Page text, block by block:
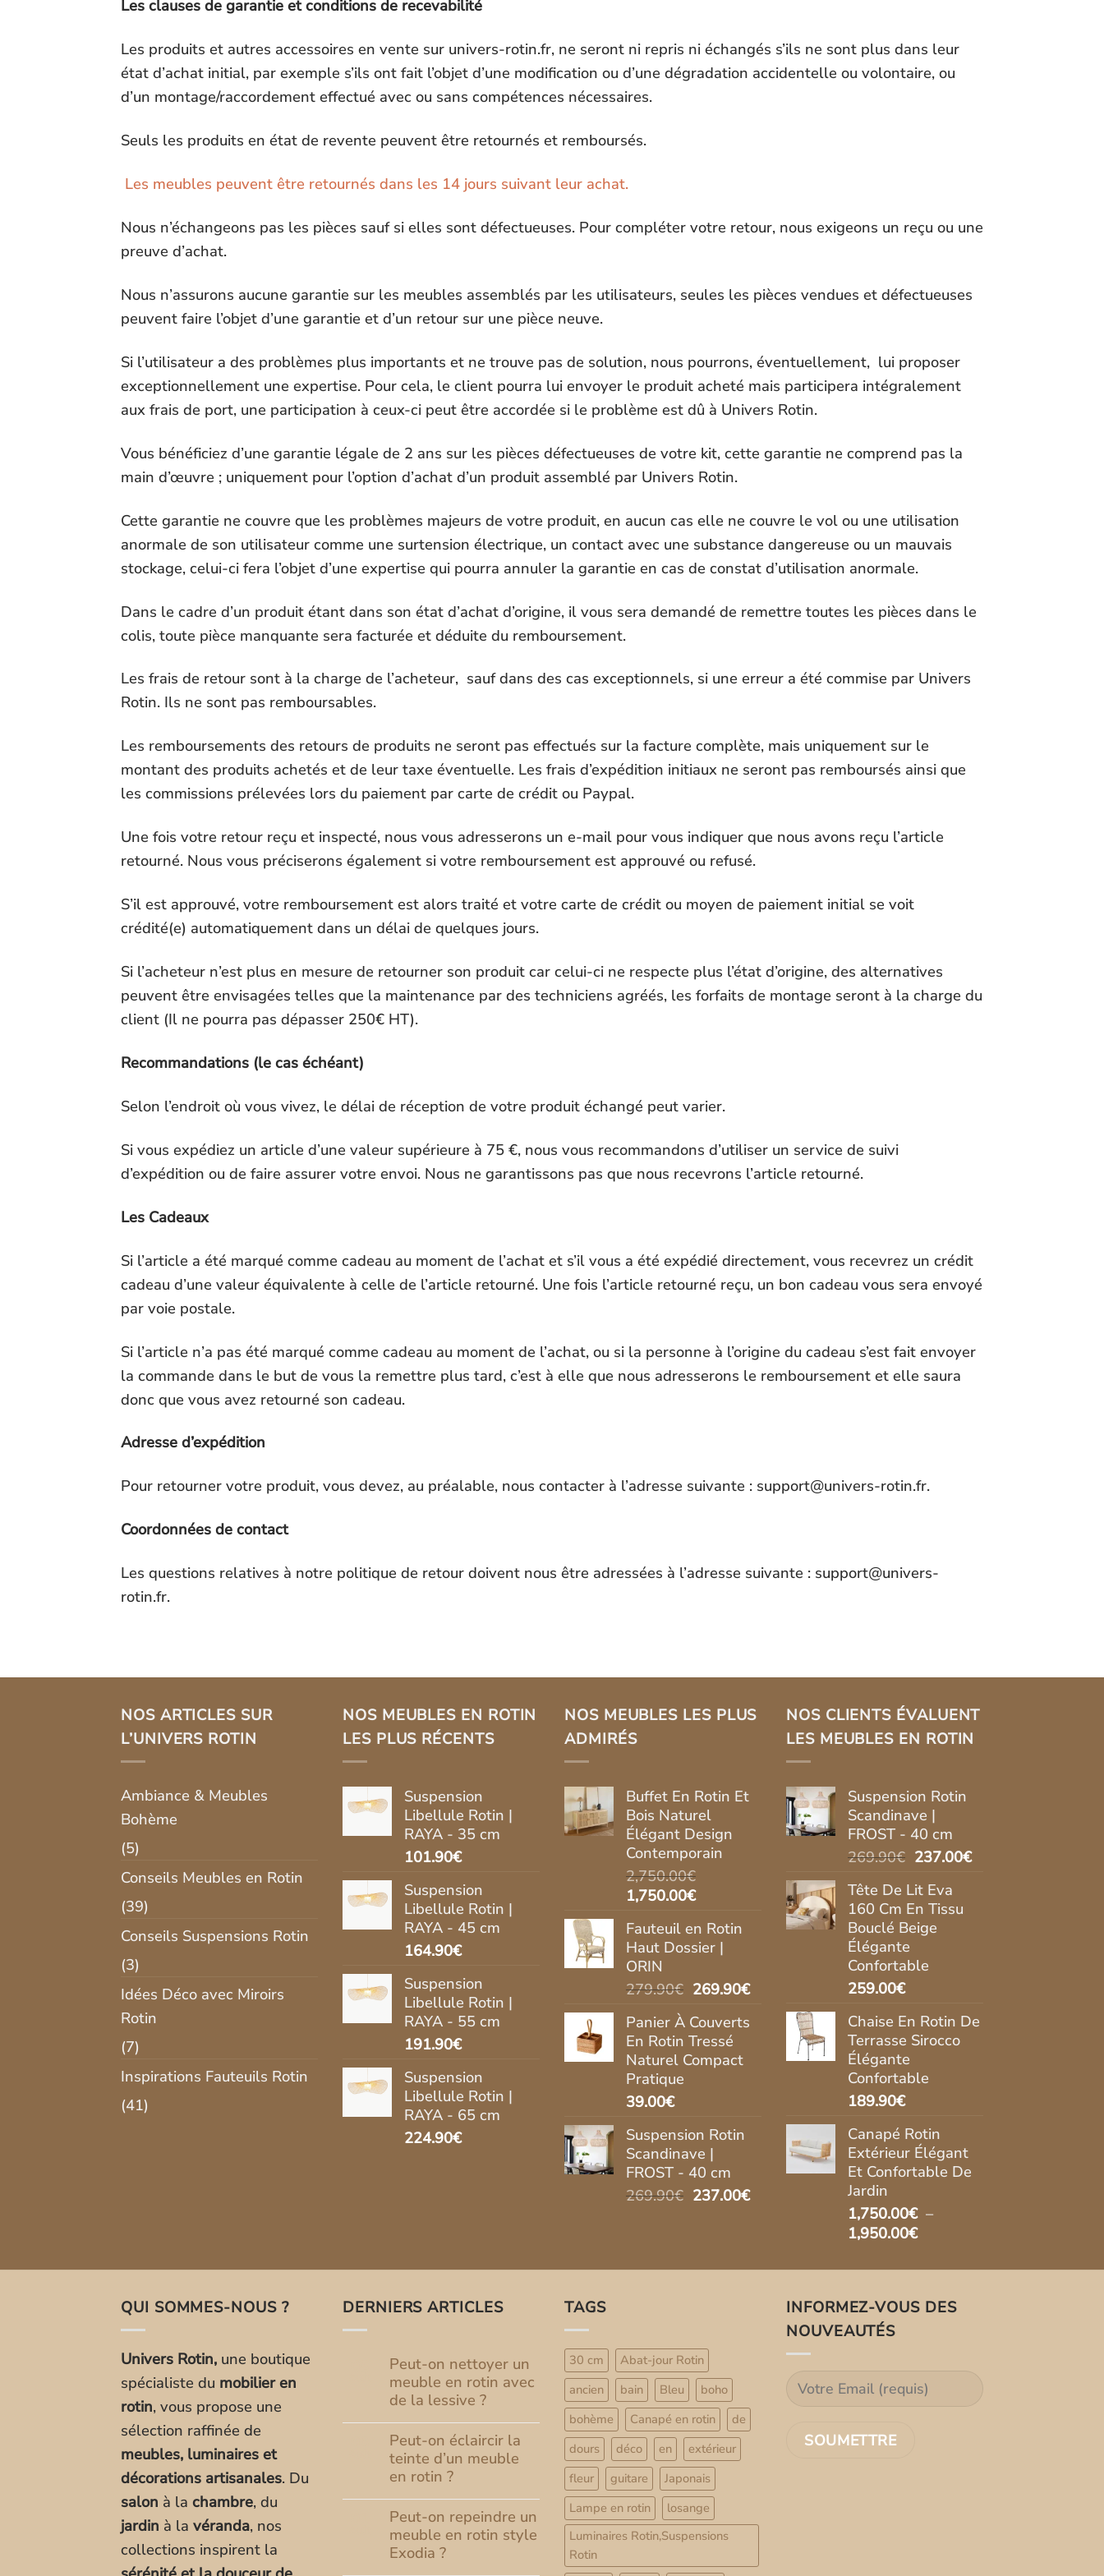
Les clauses de garantie et conditions de recevabilité
Les produits et autres accessoires en vente sur univers-rotin.fr, ne seront ni repris ni échangés s’ils ne sont plus dans leur
état d’achat initial, par exemple s’ils ont fait l’objet d’une modification ou d’une dégradation accidentelle ou volontaire, ou
d’un montage/raccordement effectué avec ou sans compétences nécessaires.
Seuls les produits en état de revente peuvent être retournés et remboursés.
Les meubles peuvent être retournés dans les 14 jours suivant leur achat.
Nous n’échangeons pas les pièces sauf si elles sont défectueuses. Pour compléter votre retour, nous exigeons un reçu ou une
preuve d’achat.
Nous n’assurons aucune garantie sur les meubles assemblés par les utilisateurs, seules les pièces vendues et défectueuses
peuvent faire l’objet d’une garantie et d’un retour sur une pièce neuve.
Si l’utilisateur a des problèmes plus importants et ne trouve pas de solution, nous pourrons, éventuellement, lui proposer
exceptionnellement une expertise. Pour cela, le client pourra lui envoyer le produit acheté mais participera intégralement
aux frais de port, une participation à ceux-ci peut être accordée si le problème est dû à Univers Rotin.
Vous bénéficiez d’une garantie légale de 2 ans sur les pièces défectueuses de votre kit, cette garantie ne comprend pas la
main d’œuvre ; uniquement pour l’option d’achat d’un produit assemblé par Univers Rotin.
Cette garantie ne couvre que les problèmes majeurs de votre produit, en aucun cas elle ne couvre le vol ou une utilisation
anormale de son utilisateur comme une surtension électrique, un contact avec une substance dangereuse ou un mauvais
stockage, celui-ci fera l’objet d’une expertise qui pourra annuler la garantie en cas de constat d’utilisation anormale.
Dans le cadre d’un produit étant dans son état d’achat d’origine, il vous sera demandé de remettre toutes les pièces dans le
colis, toute pièce manquante sera facturée et déduite du remboursement.
Les frais de retour sont à la charge de l’acheteur, sauf dans des cas exceptionnels, si une erreur a été commise par Univers
Rotin. Ils ne sont pas remboursables.
Les remboursements des retours de produits ne seront pas effectués sur la facture complète, mais uniquement sur le
montant des produits achetés et de leur taxe éventuelle. Les frais d’expédition initiaux ne seront pas remboursés ainsi que
les commissions prélevées lors du paiement par carte de crédit ou Paypal.
Une fois votre retour reçu et inspecté, nous vous adresserons un e-mail pour vous indiquer que nous avons reçu l’article
retourné. Nous vous préciserons également si votre remboursement est approuvé ou refusé.
S’il est approuvé, votre remboursement est alors traité et votre carte de crédit ou moyen de paiement initial se voit
crédité(e) automatiquement dans un délai de quelques jours.
Si l’acheteur n’est plus en mesure de retourner son produit car celui-ci ne respecte plus l’état d’origine, des alternatives
peuvent être envisagées telles que la maintenance par des techniciens agréés, les forfaits de montage seront à la charge du
client (Il ne pourra pas dépasser 250€ HT).
Recommandations (le cas échéant)
Selon l’endroit où vous vivez, le délai de réception de votre produit échangé peut varier.
Si vous expédiez un article d’une valeur supérieure à 75 €, nous vous recommandons d’utiliser un service de suivi
d’expédition ou de faire assurer votre envoi. Nous ne garantissons pas que nous recevrons l’article retourné.
Les Cadeaux
Si l’article a été marqué comme cadeau au moment de l’achat et s’il vous a été expédié directement, vous recevrez un crédit
cadeau d’une valeur équivalente à celle de l’article retourné. Une fois l’article retourné reçu, un bon cadeau vous sera envoyé
par voie postale.
Si l’article n’a pas été marqué comme cadeau au moment de l’achat, ou si la personne à l’origine du cadeau s’est fait envoyer
la commande dans le but de vous la remettre plus tard, c’est à elle que nous adresserons le remboursement et elle saura
donc que vous avez retourné son cadeau.
Adresse d’expédition
Pour retourner votre produit, vous devez, au préalable, nous contacter à l’adresse suivante : support@univers-rotin.fr.
Coordonnées de contact
Les questions relatives à notre politique de retour doivent nous être adressées à l’adresse suivante : support@univers-
rotin.fr.
NOS ARTICLES SUR
L’UNIVERS ROTIN
Ambiance & Meubles
Bohème
(5)
Conseils Meubles en Rotin
(39)
Conseils Suspensions Rotin
(3)
Idées Déco avec Miroirs
Rotin
(7)
Inspirations Fauteuils Rotin
(41)
NOS MEUBLES EN ROTIN
LES PLUS RÉCENTS
Suspension
Libellule Rotin |
RAYA - 35 cm
101.90€
Suspension
Libellule Rotin |
RAYA - 45 cm
164.90€
Suspension
Libellule Rotin |
RAYA - 55 cm
191.90€
Suspension
Libellule Rotin |
RAYA - 65 cm
224.90€
NOS MEUBLES LES PLUS
ADMIRÉS
Buffet En Rotin Et
Bois Naturel
Élégant Design
Contemporain
2,750.00€
Le
initial
était :
2,750.00€.
1,750.00€Le
actuel
est :
Fauteuil en Rotin
Haut Dossier |
ORIN
279.90€ Le
initial
était :
279.90€.
269.90€Le
actuel
269.90€.
Panier À Couverts
En Rotin Tressé
Naturel Compact
Pratique
39.00€
Suspension Rotin
Scandinave |
FROST - 40 cm
269.90€ Le
269.90€.
237.00€Le
237.00€.
NOS CLIENTS ÉVALUENT
LES MEUBLES EN ROTIN
Suspension Rotin
Scandinave |
FROST - 40 cm
269.90€ Le
initial
était :
269.90€.
237.00€Le
Tête De Lit Eva
160 Cm En Tissu
Bouclé Beige
Élégante
Confortable
259.00€
Chaise En Rotin De
Terrasse Sirocco
Élégante
Confortable
189.90€
Canapé Rotin
Extérieur Élégant
Et Confortable De
Jardin
1,750.00€ –
1,950.00€Plage
prix :
à
QUI SOMMES-NOUS ?
Univers Rotin, une boutique
spécialiste du mobilier en
rotin, vous propose une
sélection raffinée de
meubles, luminaires et
décorations artisanales. Du
salon à la chambre, du
jardin à la véranda, nos
collections inspirent la
DERNIERS ARTICLES
Peut-on nettoyer un
meuble en rotin avec
de la lessive ?
Aucun
commentaire
sur
Peut-
on
nettoyer
meuble
en
rotin
avec
de
Peut-on éclaircir la
teinte d’un meuble
en rotin ?
Aucun
commentaire
sur
Peut-
on
éclaircir
Peut-on repeindre un
meuble en rotin style
Exodia ?
Aucun
TAGS
30 cm
Abat-jour Rotin
ancien
bain Bleu
boho
bohème
Canapé en rotin
de
dours
déco en
extérieur
fleur
guitare
Japonais
Lampe en rotin
losange
Luminaires Rotin,Suspensions
Rotin
INFORMEZ-VOUS DES
NOUVEAUTÉS